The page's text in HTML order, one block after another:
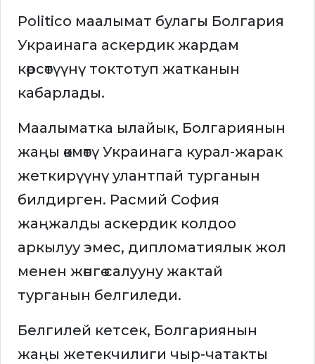
Politico маалымат булагы Болгария
Украинага аскердик жардам
көрсөтүүнү токтотуп жатканын
кабарлады.
Маалыматка ылайык, Болгариянын
жаңы өкмөтү Украинага курал-жарак
жеткирүүнү улантпай турганын
билдирген. Расмий София
жаңжалды аскердик колдоо
аркылуу эмес, дипломатиялык жол
менен жөнгө салууну жактай
турганын белгиледи.
Белгилей кетсек, Болгариянын
жаңы жетекчилиги чыр-чатакты